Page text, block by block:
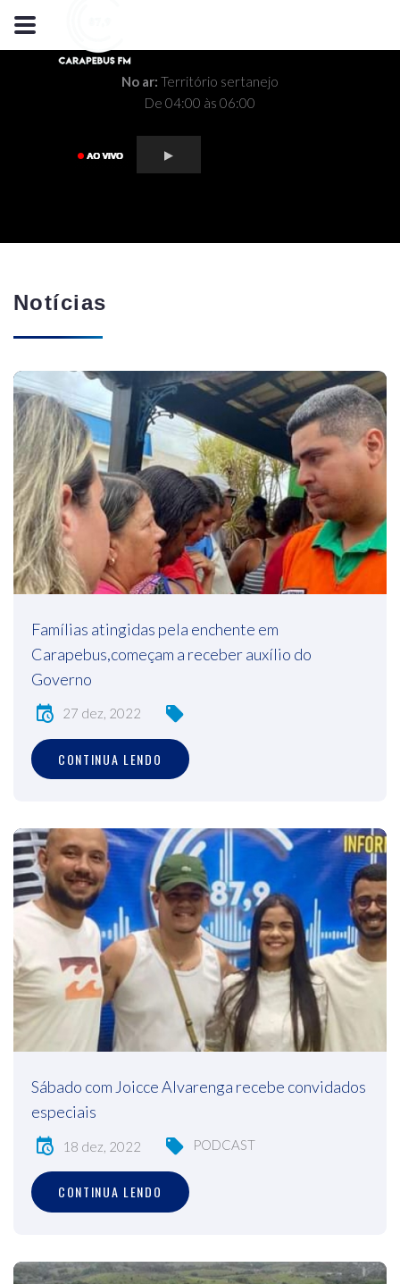
No ar: Território sertanejo
De 04:00 às 06:00
Notícias
Famílias atingidas pela enchente em
Carapebus,começam a receber auxílio do
Governo
27 dez, 2022
CONTINUA LENDO
Sábado com Joicce Alvarenga recebe convidados
especiais
18 dez, 2022 PODCAST
CONTINUA LENDO